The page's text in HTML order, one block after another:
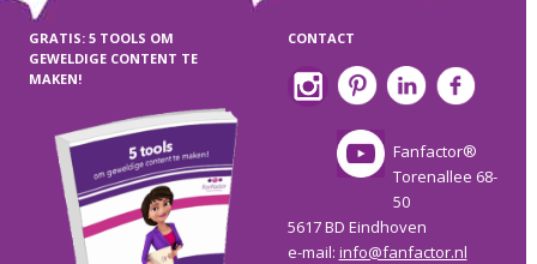
GRATIS: 5 TOOLS OM
GEWELDIGE CONTENT TE
MAKEN!
CONTACT
Fanfactor®
Torenallee 68-
50
5617 BD Eindhoven
e-mail: info@fanfactor.nl